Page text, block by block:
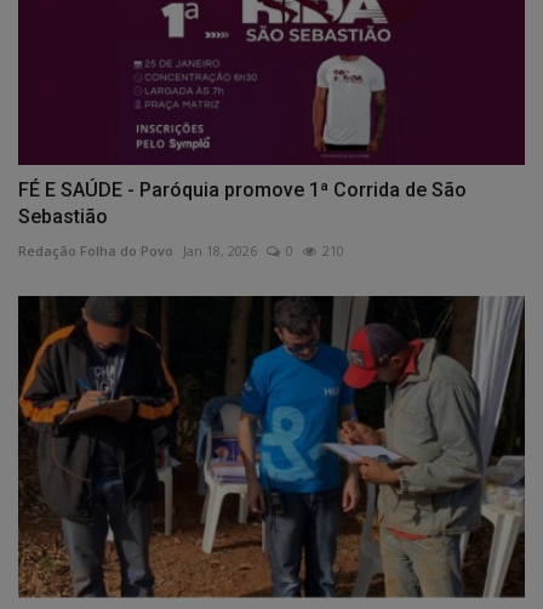
FÉ E SAÚDE - Paróquia promove 1ª Corrida de São
Sebastião
Redação Folha do Povo Jan 18, 2026 0 210